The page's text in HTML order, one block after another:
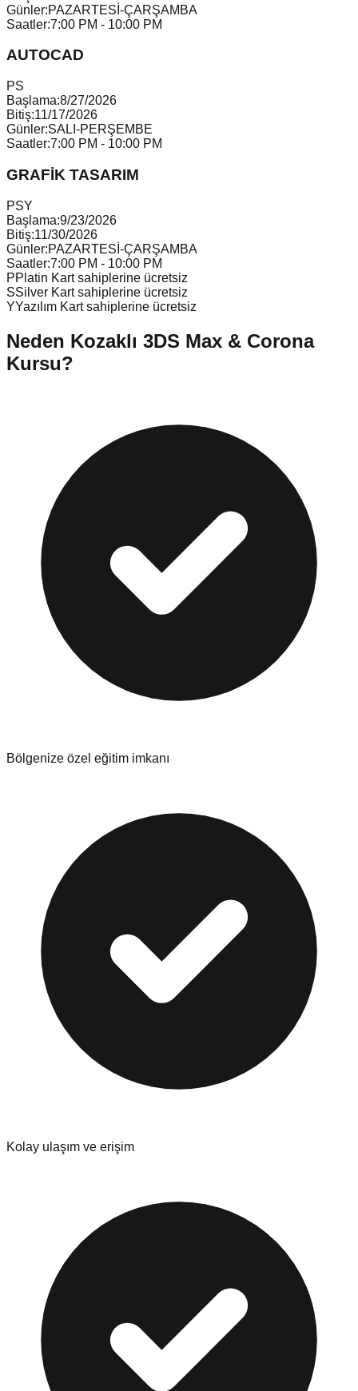
Günler:PAZARTESİ-ÇARŞAMBA
Saatler:7:00 PM - 10:00 PM
AUTOCAD
PS
Başlama:8/27/2026
Bitiş:11/17/2026
Günler:SALI-PERŞEMBE
Saatler:7:00 PM - 10:00 PM
GRAFİK TASARIM
PSY
Başlama:9/23/2026
Bitiş:11/30/2026
Günler:PAZARTESİ-ÇARŞAMBA
Saatler:7:00 PM - 10:00 PM
PPlatin Kart sahiplerine ücretsiz
SSilver Kart sahiplerine ücretsiz
YYazılım Kart sahiplerine ücretsiz
Neden Kozaklı 3DS Max & Corona
Kursu?
Bölgenize özel eğitim imkanı
Kolay ulaşım ve erişim